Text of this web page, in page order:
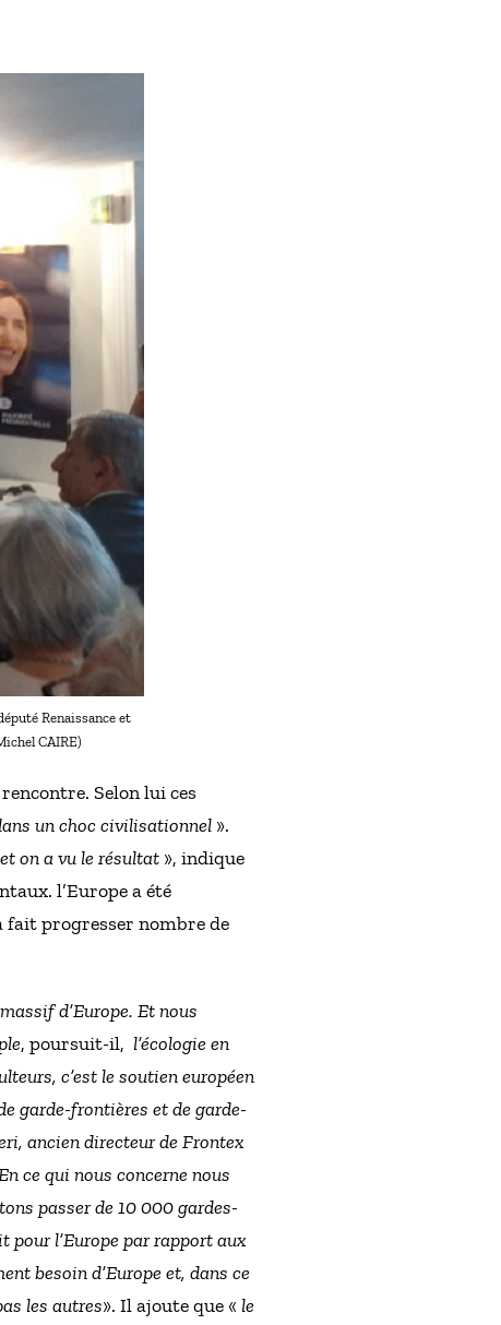
Renaissance et
CAIRE)
Selon lui ces
un choc civilisationnel ».
on a vu le résultat », indique
l’Europe a été
fait progresser nombre de
d’Europe. Et nous
, poursuit-il, l’écologie en
c’est le soutien européen
garde-frontières et de garde-
ancien directeur de Frontex
ce qui nous concerne nous
passer de 10 000 gardes-
pour l’Europe par rapport aux
besoin d’Europe et, dans ce
les autres». Il ajoute que « le